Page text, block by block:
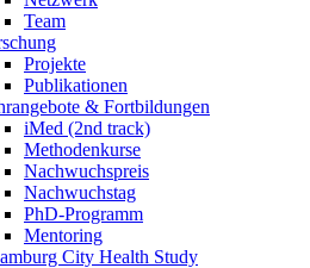
Team
Projekte
Publikationen
& Fortbildungen
iMed (2nd track)
Methodenkurse
Nachwuchspreis
Nachwuchstag
PhD-Programm
Mentoring
City Health Study